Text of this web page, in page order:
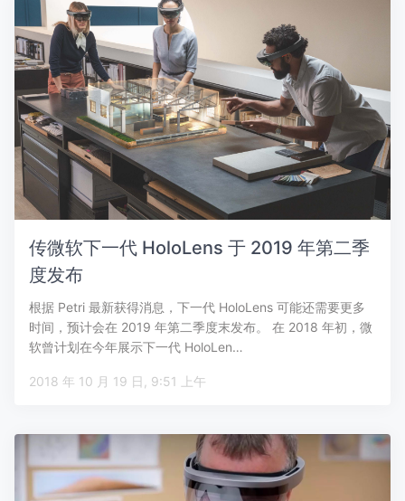
传微软下一代 HoloLens 于 2019 年第二季
度发布
根据 Petri 最新获得消息，下一代 HoloLens 可能还需要更多
时间，预计会在 2019 年第二季度末发布。 在 2018 年初，微
软曾计划在今年展示下一代 HoloLen…
2018 年 10 月 19 日, 9:51 上午